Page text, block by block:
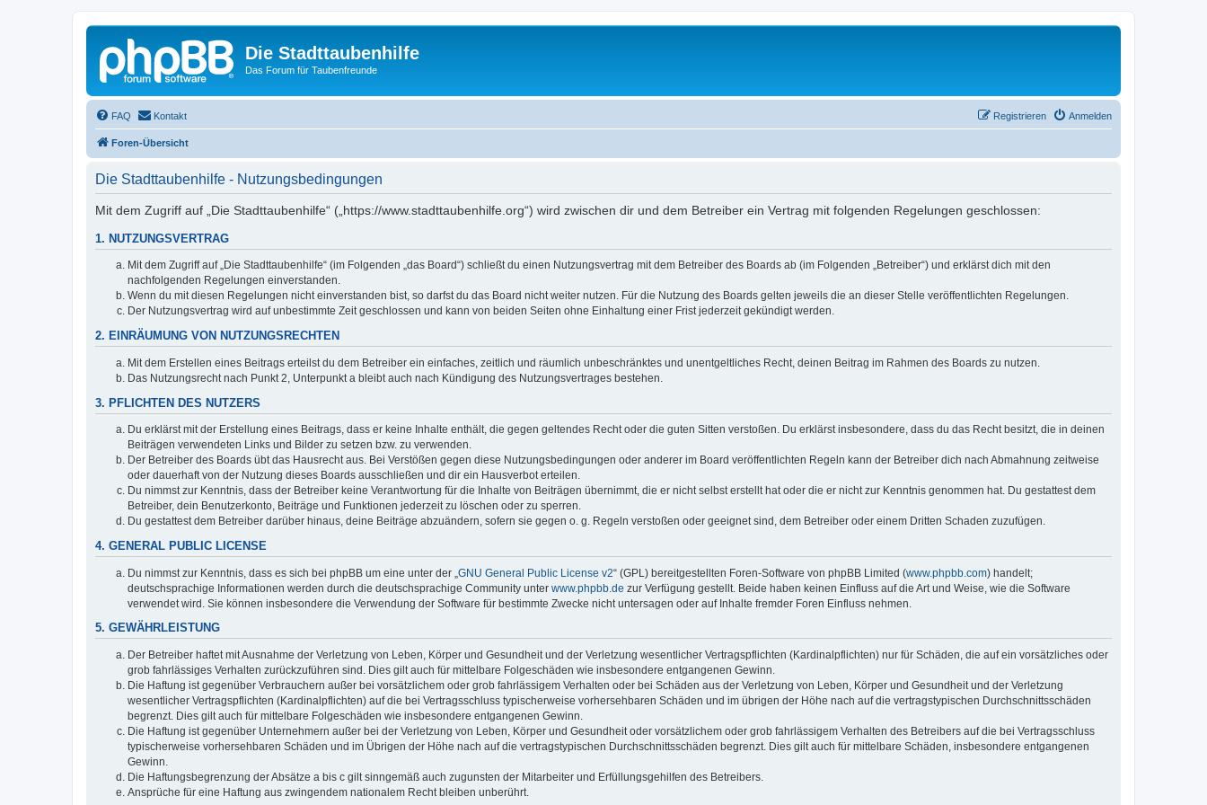
Die Stadttaubenhilfe
Das Forum für Taubenfreunde
FAQ Kontakt Anmelden
Registrieren
Foren-Übersicht
Die Stadttaubenhilfe - Nutzungsbedingungen
Mit dem Zugriff auf „Die Stadttaubenhilfe“ („https://www.stadttaubenhilfe.org“) wird zwischen dir und dem Betreiber ein Vertrag mit folgenden Regelungen geschlossen:
1. NUTZUNGSVERTRAG
Mit dem Zugriff auf „Die Stadttaubenhilfe“ (im Folgenden „das Board“) schließt du einen Nutzungsvertrag mit dem Betreiber des Boards ab (im Folgenden „Betreiber“) und erklärst dich mit den
nachfolgenden Regelungen einverstanden.
Wenn du mit diesen Regelungen nicht einverstanden bist, so darfst du das Board nicht weiter nutzen. Für die Nutzung des Boards gelten jeweils die an dieser Stelle veröffentlichten Regelungen.
Der Nutzungsvertrag wird auf unbestimmte Zeit geschlossen und kann von beiden Seiten ohne Einhaltung einer Frist jederzeit gekündigt werden.
2. EINRÄUMUNG VON NUTZUNGSRECHTEN
Mit dem Erstellen eines Beitrags erteilst du dem Betreiber ein einfaches, zeitlich und räumlich unbeschränktes und unentgeltliches Recht, deinen Beitrag im Rahmen des Boards zu nutzen.
Das Nutzungsrecht nach Punkt 2, Unterpunkt a bleibt auch nach Kündigung des Nutzungsvertrages bestehen.
3. PFLICHTEN DES NUTZERS
Du erklärst mit der Erstellung eines Beitrags, dass er keine Inhalte enthält, die gegen geltendes Recht oder die guten Sitten verstoßen. Du erklärst insbesondere, dass du das Recht besitzt, die in deinen
Beiträgen verwendeten Links und Bilder zu setzen bzw. zu verwenden.
Der Betreiber des Boards übt das Hausrecht aus. Bei Verstößen gegen diese Nutzungsbedingungen oder anderer im Board veröffentlichten Regeln kann der Betreiber dich nach Abmahnung zeitweise
oder dauerhaft von der Nutzung dieses Boards ausschließen und dir ein Hausverbot erteilen.
Du nimmst zur Kenntnis, dass der Betreiber keine Verantwortung für die Inhalte von Beiträgen übernimmt, die er nicht selbst erstellt hat oder die er nicht zur Kenntnis genommen hat. Du gestattest dem
Betreiber, dein Benutzerkonto, Beiträge und Funktionen jederzeit zu löschen oder zu sperren.
Du gestattest dem Betreiber darüber hinaus, deine Beiträge abzuändern, sofern sie gegen o. g. Regeln verstoßen oder geeignet sind, dem Betreiber oder einem Dritten Schaden zuzufügen.
4. GENERAL PUBLIC LICENSE
Du nimmst zur Kenntnis, dass es sich bei phpBB um eine unter der „ GNU General Public License v2“ (GPL) bereitgestellten Foren-Software von phpBB Limited (www.phpbb.com) handelt;
deutschsprachige Informationen werden durch die deutschsprachige Community unter www.phpbb.de zur Verfügung gestellt. Beide haben keinen Einfluss auf die Art und Weise, wie die Software
verwendet wird. Sie können insbesondere die Verwendung der Software für bestimmte Zwecke nicht untersagen oder auf Inhalte fremder Foren Einfluss nehmen.
5. GEWÄHRLEISTUNG
Der Betreiber haftet mit Ausnahme der Verletzung von Leben, Körper und Gesundheit und der Verletzung wesentlicher Vertragspflichten (Kardinalpflichten) nur für Schäden, die auf ein vorsätzliches oder
grob fahrlässiges Verhalten zurückzuführen sind. Dies gilt auch für mittelbare Folgeschäden wie insbesondere entgangenen Gewinn.
Die Haftung ist gegenüber Verbrauchern außer bei vorsätzlichem oder grob fahrlässigem Verhalten oder bei Schäden aus der Verletzung von Leben, Körper und Gesundheit und der Verletzung
wesentlicher Vertragspflichten (Kardinalpflichten) auf die bei Vertragsschluss typischerweise vorhersehbaren Schäden und im übrigen der Höhe nach auf die vertragstypischen Durchschnittsschäden
begrenzt. Dies gilt auch für mittelbare Folgeschäden wie insbesondere entgangenen Gewinn.
Die Haftung ist gegenüber Unternehmern außer bei der Verletzung von Leben, Körper und Gesundheit oder vorsätzlichem oder grob fahrlässigem Verhalten des Betreibers auf die bei Vertragsschluss
typischerweise vorhersehbaren Schäden und im Übrigen der Höhe nach auf die vertragstypischen Durchschnittsschäden begrenzt. Dies gilt auch für mittelbare Schäden, insbesondere entgangenen
Gewinn.
Die Haftungsbegrenzung der Absätze a bis c gilt sinngemäß auch zugunsten der Mitarbeiter und Erfüllungsgehilfen des Betreibers.
Ansprüche für eine Haftung aus zwingendem nationalem Recht bleiben unberührt.